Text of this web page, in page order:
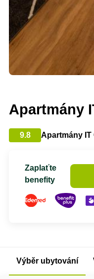
Apartmány
9.8 Apartmány IT
Zaplaťte
benefity
Výběr ubytování